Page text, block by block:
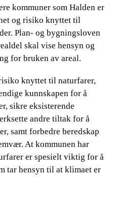
kommuner som Halden er
og risiko knyttet til
Plan- og bygningsloven
skal vise hensyn og
for bruken av areal.
knyttet til naturfarer,
kunnskapen for å
sikre eksisterende
andre tiltak for å
samt forbedre beredskap
At kommunen har
er spesielt viktig for å
tar hensyn til at klimaet er